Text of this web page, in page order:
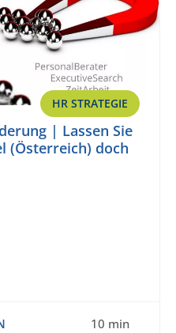
HR STRATEGIE
| Lassen Sie
(Österreich) doch
10 min